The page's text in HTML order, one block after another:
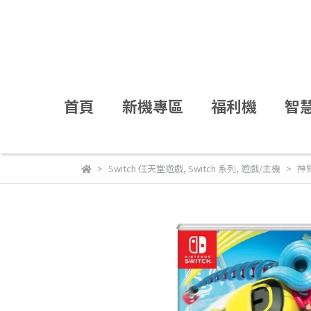
首頁 新機專區 福利機 智
Switch 任天堂遊戲, Switch 系列, 遊戲/主機 神